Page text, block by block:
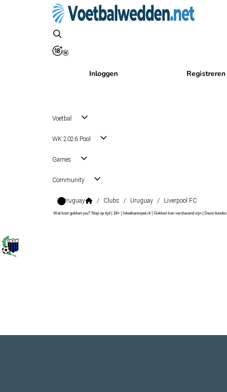
Inloggen Registreren
Voetbal
WK 2026 Pool
Games
Community
Uruguay / Clubs / Uruguay / Liverpool FC
Wat kost gokken jou? Stop op tijd | 18+ | loketkansspel.nl | Gokken kan verslavend zijn | Deze